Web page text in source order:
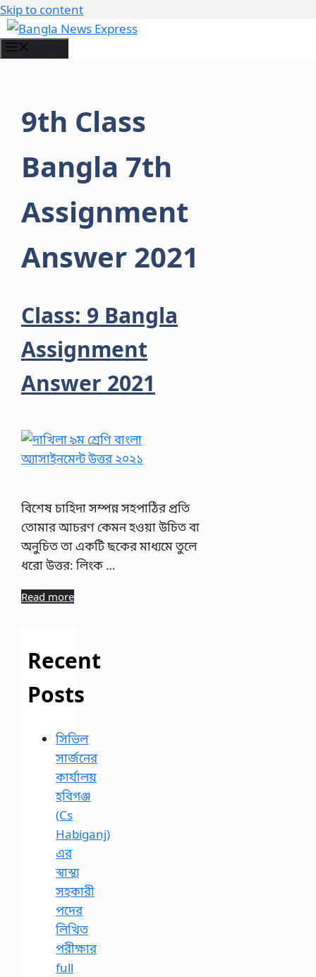
Skip to content
9th Class
Bangla 7th
Assignment
Answer 2021
Class: 9 Bangla
Assignment
Answer 2021
বিশেষ চাহিদা সম্পন্ন সহপাঠির প্রতি
তোমার আচরণ কেমন হওয়া উচিত বা
অনুচিত তা একটি ছকের মাধ্যমে তুলে
ধরো উত্তর: লিংক …
Read more
Recent
Posts
সিভিল
সার্জনের
কার্যালয়
হবিগঞ্জ
(Cs
Habiganj)
এর
স্বাস্থ্য
সহকারী
পদের
লিখিত
পরীক্ষার
full